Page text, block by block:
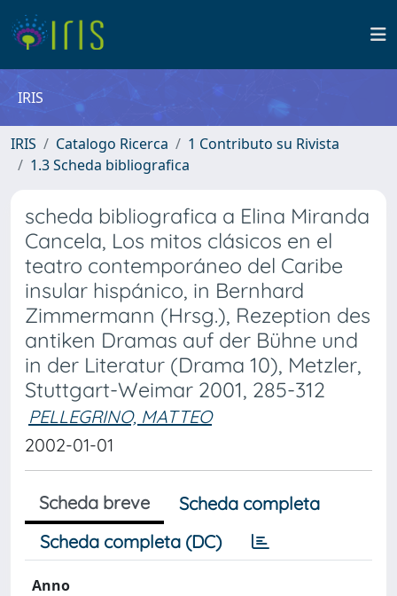
IRIS
IRIS Catalogo Ricerca
1 Contributo su Rivista
1.3 Scheda bibliografica
scheda bibliografica a Elina Miranda
Cancela, Los mitos clásicos en el
teatro contemporáneo del Caribe
insular hispánico, in Bernhard
Zimmermann (Hrsg.), Rezeption des
antiken Dramas auf der Bühne und
in der Literatur (Drama 10), Metzler,
Stuttgart-Weimar 2001, 285-312
PELLEGRINO, MATTEO
2002-01-01
Scheda breve
Scheda completa
Scheda completa (DC)
Anno